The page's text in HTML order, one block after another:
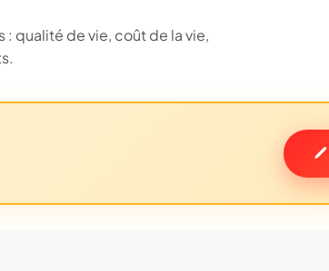
: qualité de vie, coût de la vie,